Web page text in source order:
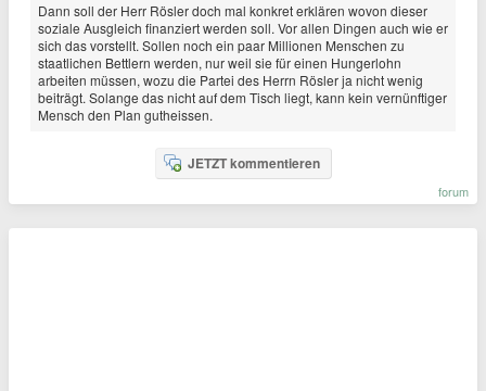
Dann soll der Herr Rösler doch mal konkret erklären wovon dieser
soziale Ausgleich finanziert werden soll. Vor allen Dingen auch wie er
sich das vorstellt. Sollen noch ein paar Millionen Menschen zu
staatlichen Bettlern werden, nur weil sie für einen Hungerlohn
arbeiten müssen, wozu die Partei des Herrn Rösler ja nicht wenig
beiträgt. Solange das nicht auf dem Tisch liegt, kann kein vernünftiger
Mensch den Plan gutheissen.
JETZT kommentieren
forum